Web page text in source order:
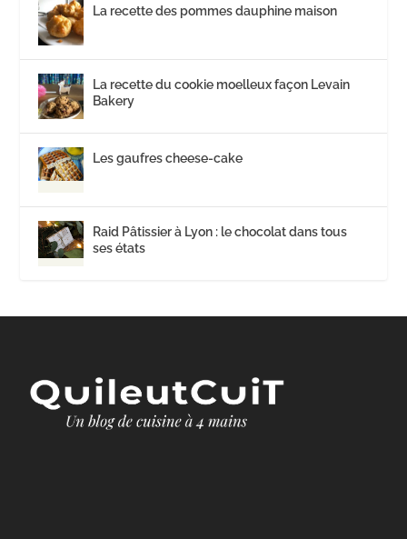
La recette des pommes dauphine maison
La recette du cookie moelleux façon Levain
Bakery
Les gaufres cheese-cake
Raid Pâtissier à Lyon : le chocolat dans tous
ses états